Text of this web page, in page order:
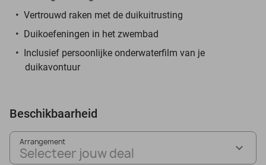
Vertrouwd raken met de duikuitrusting
Duikoefeningen in het zwembad
Inclusief persoonlijke onderwaterfilm van je
duikavontuur
Beschikbaarheid
Arrangement
Selecteer jouw deal